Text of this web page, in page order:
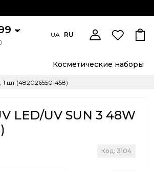
UA RU
Косметические наборы
шт (4820265501458)
LED/UV SUN 3 48W
Код: 3104